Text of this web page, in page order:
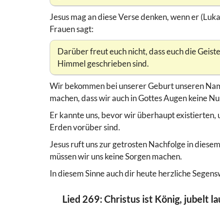
Jesus mag an diese Verse denken, wenn er
Frauen sagt:
Darüber freut euch nicht, dass euch die
Himmel geschrieben sind.
Wir bekommen bei unserer Geburt unseren
machen, dass wir auch in Gottes Augen keine
Er kannte uns, bevor wir überhaupt existierten,
Erden vorüber sind.
Jesus ruft uns zur getrosten Nachfolge in
müssen wir uns keine Sorgen machen.
In diesem Sinne auch dir heute herzliche
Lied 269: Christus ist König, jubelt